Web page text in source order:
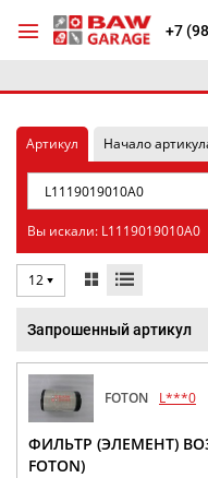
+7
Артикул Начало
Вы искали: L1119019010A0
12
Запрошенный артикул
FOTON L***0
ФИЛЬТР (ЭЛЕМЕНТ)
FOTON)